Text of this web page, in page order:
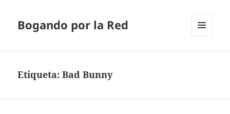
Bogando por la Red
Etiqueta:Bad Bunny